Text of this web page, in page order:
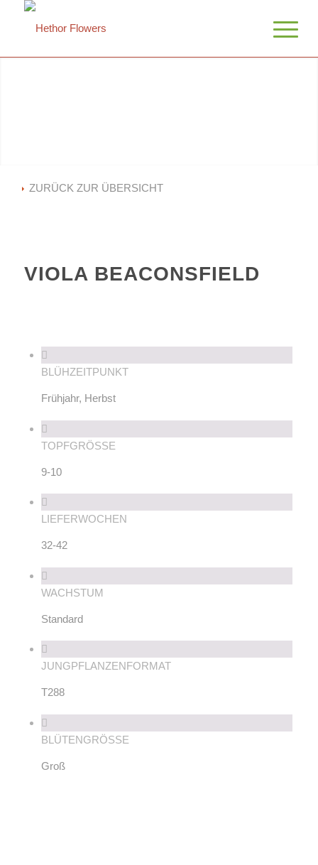
ZURÜCK ZUR ÜBERSICHT
VIOLA BEACONSFIELD
BLÜHZEITPUNKT
Frühjahr, Herbst
TOPFGRÖSSE
9-10
LIEFERWOCHEN
32-42
WACHSTUM
Standard
JUNGPFLANZENFORMAT
T288
BLÜTENGRÖSSE
Groß